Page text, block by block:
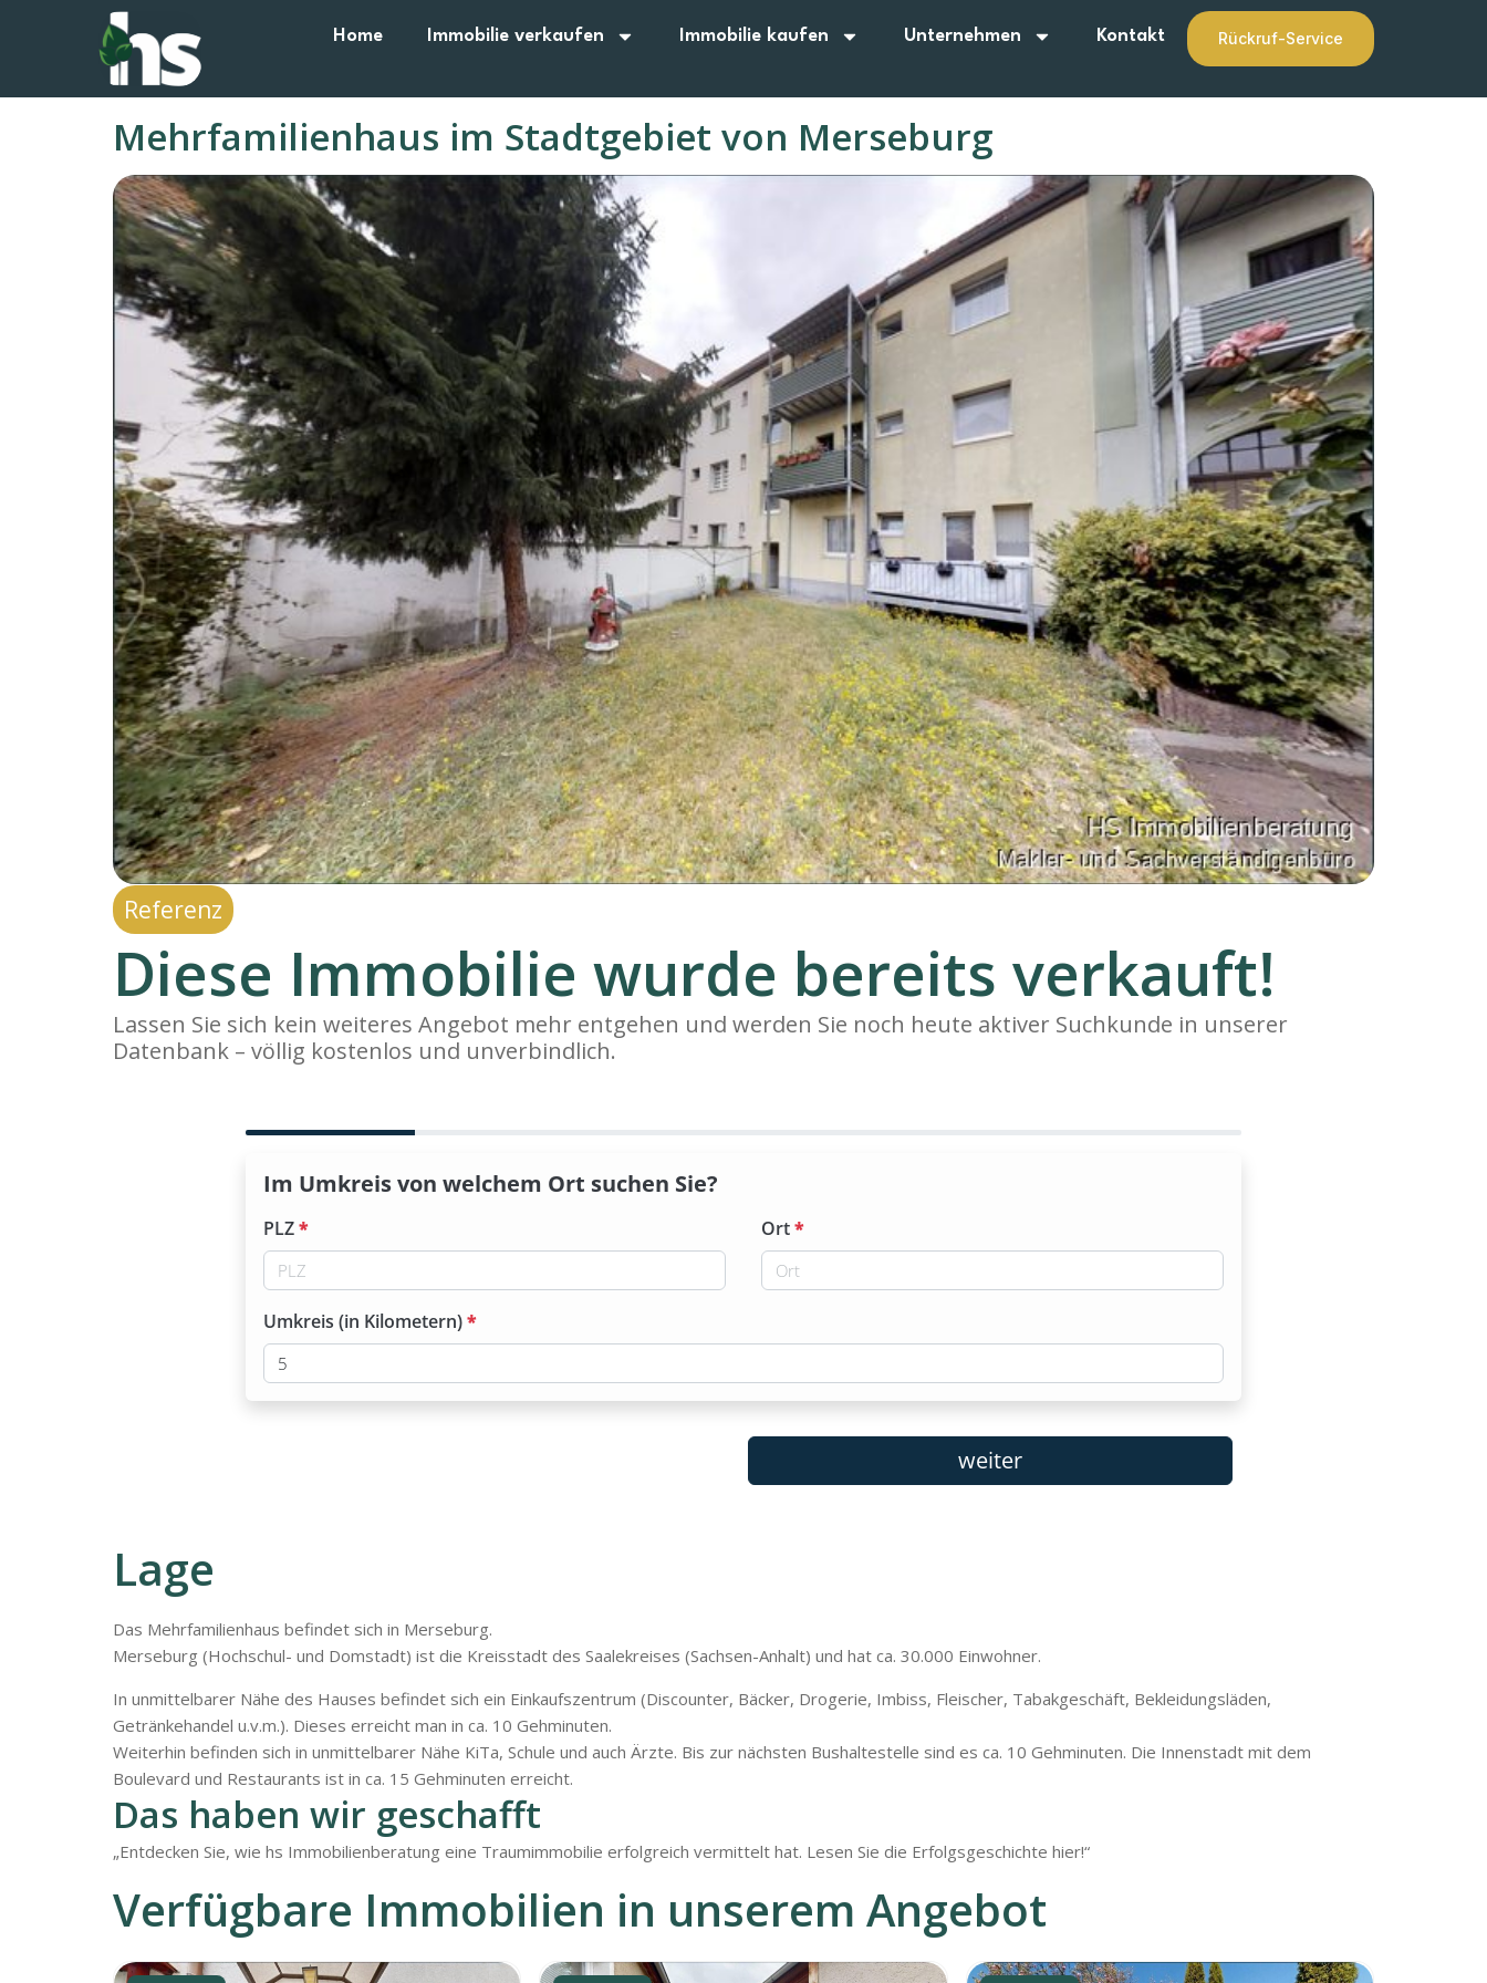
Home Immobilie verkaufen Immobilie kaufen Unternehmen Kontakt Rückruf-Service
Mehrfamilienhaus im Stadtgebiet von Merseburg
Referenz
Diese Immobilie wurde bereits verkauft!
Lassen Sie sich kein weiteres Angebot mehr entgehen und werden Sie noch heute aktiver Suchkunde in unserer
Datenbank – völlig kostenlos und unverbindlich.
Lage
Das Mehrfamilienhaus befindet sich in Merseburg.
Merseburg (Hochschul- und Domstadt) ist die Kreisstadt des Saalekreises (Sachsen-Anhalt) und hat ca. 30.000 Einwohner.
In unmittelbarer Nähe des Hauses befindet sich ein Einkaufszentrum (Discounter, Bäcker, Drogerie, Imbiss, Fleischer, Tabakgeschäft, Bekleidungsläden,
Getränkehandel u.v.m.). Dieses erreicht man in ca. 10 Gehminuten.
Weiterhin befinden sich in unmittelbarer Nähe KiTa, Schule und auch Ärzte. Bis zur nächsten Bushaltestelle sind es ca. 10 Gehminuten. Die Innenstadt mit dem
Boulevard und Restaurants ist in ca. 15 Gehminuten erreicht.
Das haben wir geschafft
„Entdecken Sie, wie hs Immobilienberatung eine Traumimmobilie erfolgreich vermittelt hat. Lesen Sie die Erfolgsgeschichte hier!“
Verfügbare Immobilien in unserem Angebot